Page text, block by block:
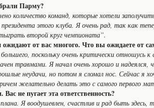
Парму?
количество команд, которые хотели
этого клуба. Я очень рад, так как
второй круг чемпионата”.
от вас многого. Что вы ожидаете от
поскольку очень критически отношусь к
травмами. Я начал очень хорошо и надеялся,
неудачи, но потом я сломал нос. Сейчас я
желательно делать это с самого первого
не пугает эта ответственность?
Я воодушевлен, счастлив и рад быть здесь,